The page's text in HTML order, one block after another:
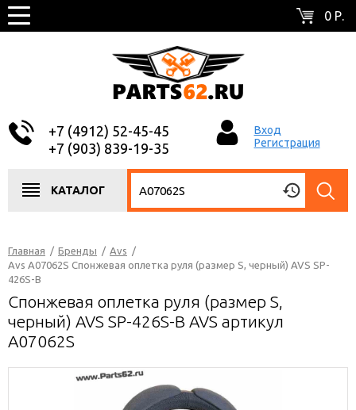
0 Р.
+7 (4912) 52-45-45
+7 (903) 839-19-35
Вход
Регистрация
КАТАЛОГ
Главная / Бренды / Avs /
Avs A07062S Спонжевая оплетка руля (размер S, черный) AVS SP-
426S-B
Спонжевая оплетка руля (размер S,
черный) AVS SP-426S-B AVS артикул
A07062S